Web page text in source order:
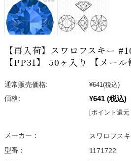
【再入荷】スワロフスキー
【PP31】 50ヶ入り 【メール
通常販売価格: ¥641(税込)
価格:
¥641 (税込)
[ポイント還
メーカー：
スワロフス
型番：
1171722